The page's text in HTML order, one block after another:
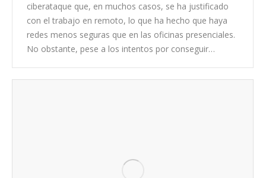
ciberataque que, en muchos casos, se ha justificado
con el trabajo en remoto, lo que ha hecho que haya
redes menos seguras que en las oficinas presenciales.
No obstante, pese a los intentos por conseguir…